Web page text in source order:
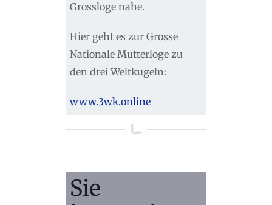
Grossloge nahe.
Hier geht es zur Grosse
Nationale Mutterloge zu
den drei Weltkugeln:
www.3wk.online
Sie